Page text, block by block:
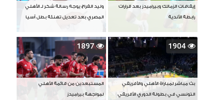
إيقافات الزمالك وبيراميدز بعد قرارات
رابطة الأندية
وليد الفراج يوجه رسالة شكر لـ الأهلي
المصري بعد تعديل تهنئة بطل آسيا
1904
بث مباشر لمباراة الأهلي والأفريقي
التونسي في بطولة الدوري الأفريقي
1897
المستبعدين من قائمة الأهلي
لمواجهة بيراميدز